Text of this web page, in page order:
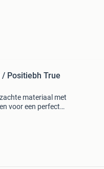
Positiebh True
materiaal met
voor een perfect